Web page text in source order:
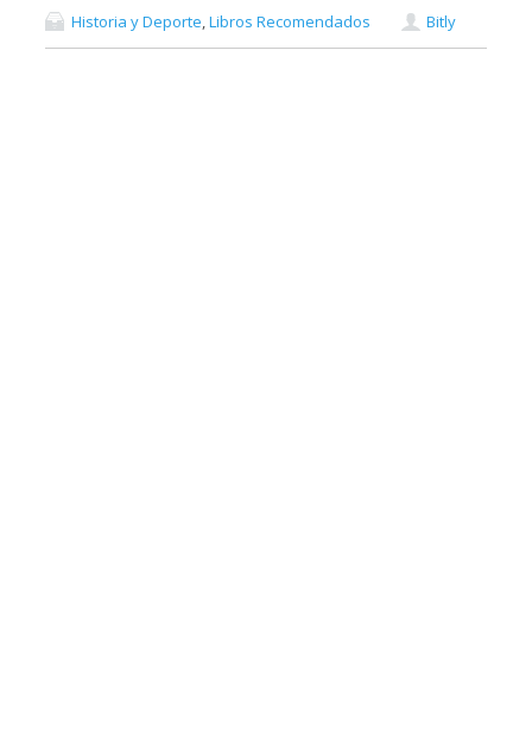
Historia y Deporte,Libros Recomendados Bitly